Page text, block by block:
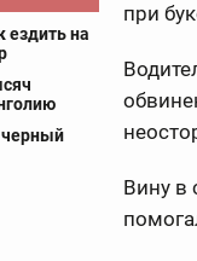
ездить на
черный
при
Вину в